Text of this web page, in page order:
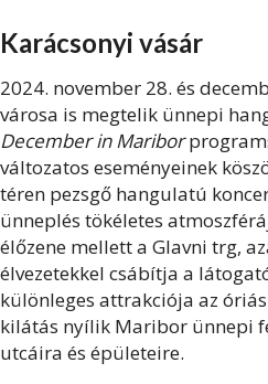
Karácsonyi vásár
2024. november 28. és
városa is megtelik ünnepi
December in Maribor
változatos eseményeinek
téren pezsgő hangulatú
ünneplés tökéletes
élőzene mellett a Glavni trg,
élvezetekkel csábítja a
különleges attrakciója az
kilátás nyílik Maribor ünnepi
utcáira és épületeire.